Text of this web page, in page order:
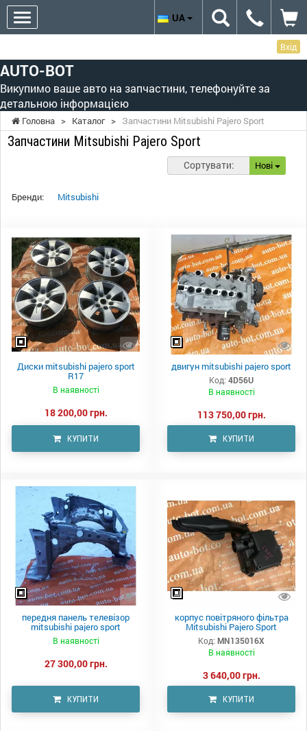
Вхід
AUTO-BOT
Викупимо ваше авто на запчастини, телефонуйте за
детальною інформацією
UA
Головна > Каталог > Запчастини Mitsubishi Pajero Sport
Запчастини Mitsubishi Pajero Sport
Сортувати: Нові
Бренди: Mitsubishi
Диски mitsubishi pajero sport
R17
В наявності
18 200,00 грн.
КУПИТИ
двигун mitsubishi pajero sport
Код: 4D56U
В наявності
113 750,00 грн.
КУПИТИ
передня панель телевізор
mitsubishi pajero sport
В наявності
27 300,00 грн.
КУПИТИ
корпус повітряного фільтра
Mitsubishi Pajero Sport
Код: MN135016X
В наявності
3 640,00 грн.
КУПИТИ